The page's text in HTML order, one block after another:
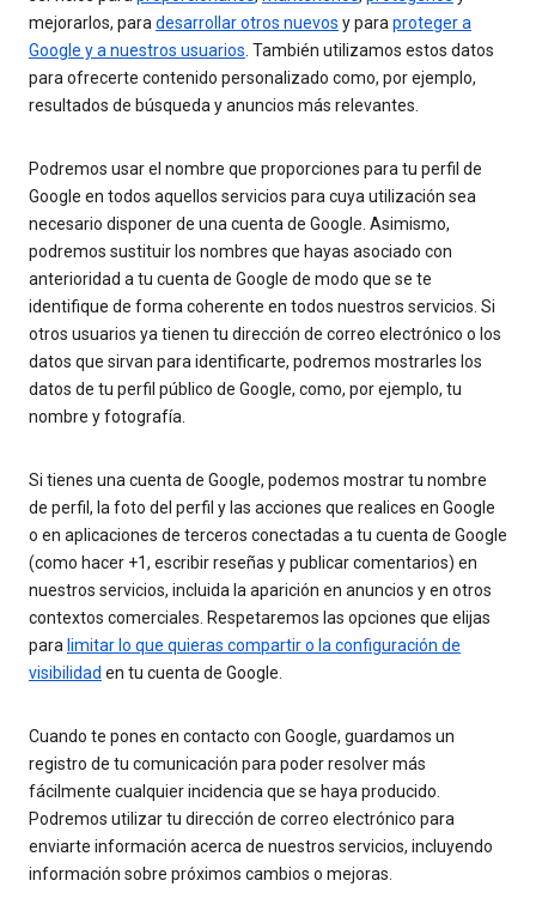
mejorarlos, paradesarrollar otros nuevos y paraproteger a
Google y a nuestros usuarios. También utilizamos estos datos
para ofrecerte contenido personalizado como, por ejemplo,
resultados de búsqueda y anuncios más relevantes.
Podremos usar el nombre que proporciones para tu perfil de
Google en todos aquellos servicios para cuya utilización sea
necesario disponer de una cuenta de Google. Asimismo,
podremos sustituir los nombres que hayas asociado con
anterioridad a tu cuenta de Google de modo que se te
identifique de forma coherente en todos nuestros servicios. Si
otros usuarios ya tienen tu dirección de correo electrónico o los
datos que sirvan para identificarte, podremos mostrarles los
datos de tu perfil público de Google, como, por ejemplo, tu
nombre y fotografía.
Si tienes una cuenta de Google, podemos mostrar tu nombre
de perfil, la foto del perfil y las acciones que realices en Google
o en aplicaciones de terceros conectadas a tu cuenta de Google
(como hacer +1, escribir reseñas y publicar comentarios) en
nuestros servicios, incluida la aparición en anuncios y en otros
contextos comerciales. Respetaremos las opciones que elijas
para limitar lo que quieras compartir o la configuración de
visibilidad en tu cuenta de Google.
Cuando te pones en contacto con Google, guardamos un
registro de tu comunicación para poder resolver más
fácilmente cualquier incidencia que se haya producido.
Podremos utilizar tu dirección de correo electrónico para
enviarte información acerca de nuestros servicios, incluyendo
información sobre próximos cambios o mejoras.